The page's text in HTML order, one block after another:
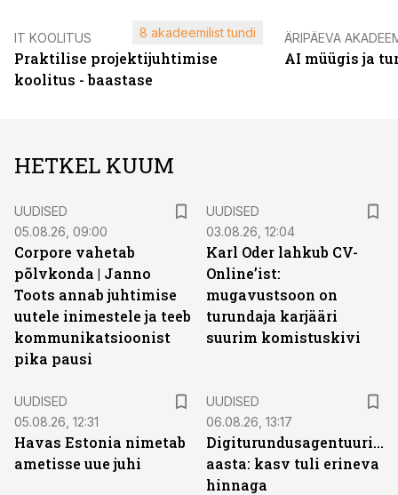
IT KOOLITUS
Praktilise projektijuhtimise
koolitus - baastase
8 akadeemilist tundi ÄRIPÄEVA
AI müügis ja
HETKEL KUUM
UUDISED
05.08.26, 09:00
Corpore vahetab
põlvkonda | Janno
Toots annab juhtimise
uutele inimestele ja teeb
kommunikatsioonist
pika pausi
UUDISED
03.08.26, 12:04
Karl Oder lahkub CV-
Online’ist:
mugavustsoon on
turundaja karjääri
suurim komistuskivi
UUDISED
05.08.26, 12:31
Havas Estonia nimetab
ametisse uue juhi
UUDISED
06.08.26, 13:17
Digiturundusagentuuride
aasta: kasv tuli erineva
hinnaga